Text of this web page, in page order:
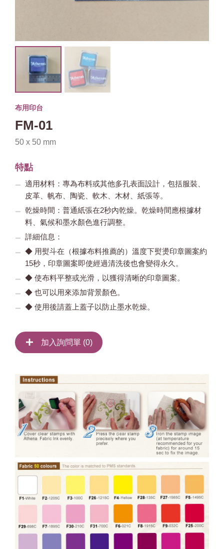
布用印台
FM-01
50 x 50 mm
特點
適用材料：專為布料或其他多孔表面設計，包括服裝、
皮革、帆布、陶瓷、軟木、木材、紙張等。
乾燥時間：普通紙張在2秒內乾燥。乾燥時間應根據材
料、氣候和墨水顏色進行調整。
詳細信息：
◆ 用熨斗在（根據布料推薦的）溫度下熨燙印章圖案約
15秒，印章圖案即使經過清洗後也會變得永久。
◆ 使布料平整或光滑，以獲得清晰的印章圖案。
◆ 也可以用來添加背景顏色。
◆ 使用後請蓋上蓋子以防止墨水乾燥。
加入詢問單 (0)